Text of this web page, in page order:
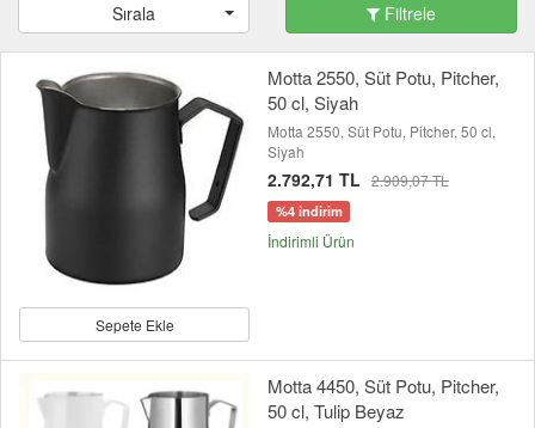
Sırala Filtrele
Sepete Ekle
Motta 2550, Süt Potu, Pitcher,
50 cl, Siyah
Motta 2550, Süt Potu, Pitcher, 50 cl,
Siyah
2.792,71 TL 2.909,07 TL
%4 indirim
İndirimli Ürün
Motta 4450, Süt Potu, Pitcher,
50 cl, Tulip Beyaz